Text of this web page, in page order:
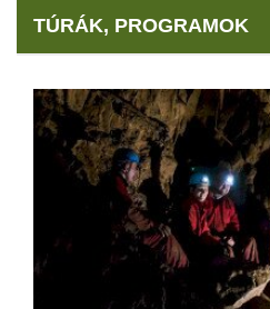
TÚRÁK, PROGRAMOK